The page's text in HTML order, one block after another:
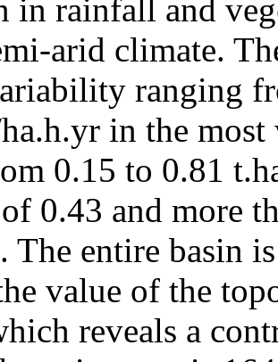
in rainfall and
arid climate.
ranging
in the
0.15 to 0.81
0.43 and more
The entire basin
value of the
reveals a